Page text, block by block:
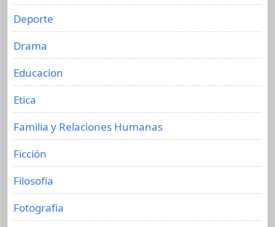
Deporte
Drama
Educacion
Etica
Familia y Relaciones Humanas
Ficción
Filosofia
Fotografia